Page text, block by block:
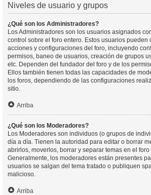
Niveles de usuario y grupos
¿Qué son los Administradores?
Los Administradores son los usuarios asignados
control sobre el foro entero. Estos usuarios pueden
acciones y configuraciones del foro, incluyendo
permisos, baneo de usuarios, creación de grupos
etc. Dependen del fundador del foro y de los
Ellos también tienen todas las capacidades de
los foros, dependiendo de las configuraciones
sitio.
Arriba
¿Qué son los Moderadores?
Los Moderadores son individuos (o grupos de
día a día. Tienen la autoridad para editar o borrar
abrirlos, moverlos, borrar y separar temas en el
Generalmente, los moderadores están presentes
usuarios se salgan del tema tratado o publiquen
malicioso.
Arriba